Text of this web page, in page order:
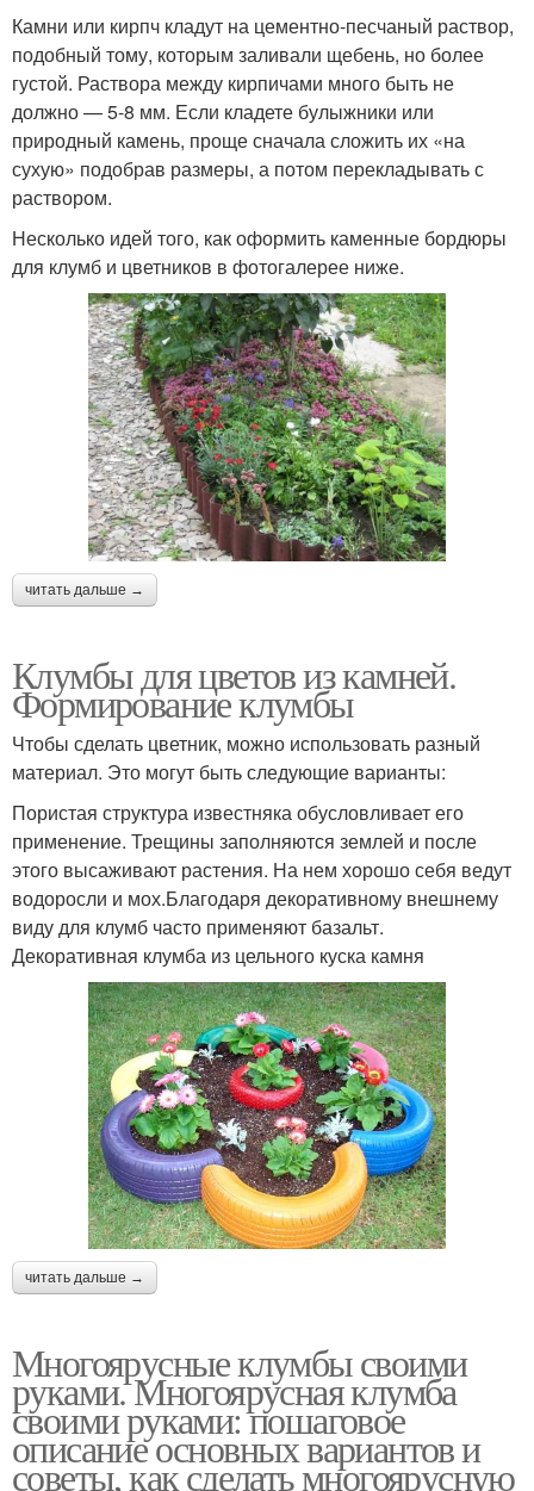
Камни или кирпч кладут на цементно-песчаный раствор,
подобный тому, которым заливали щебень, но более
густой. Раствора между кирпичами много быть не
должно — 5-8 мм. Если кладете булыжники или
природный камень, проще сначала сложить их «на
сухую» подобрав размеры, а потом перекладывать с
раствором.
Несколько идей того, как оформить каменные бордюры
для клумб и цветников в фотогалерее ниже.
читать дальше →
Клумбы для цветов из камней.
Формирование клумбы
Чтобы сделать цветник, можно использовать разный
материал. Это могут быть следующие варианты:
Пористая структура известняка обусловливает его
применение. Трещины заполняются землей и после
этого высаживают растения. На нем хорошо себя ведут
водоросли и мох.Благодаря декоративному внешнему
виду для клумб часто применяют базальт.
Декоративная клумба из цельного куска камня
читать дальше →
Многоярусные клумбы своими
руками. Многоярусная клумба
своими руками: пошаговое
описание основных вариантов и
советы, как сделать многоярусную